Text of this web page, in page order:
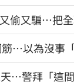
偷又騙…把
…以為沒事「
…警拜「這